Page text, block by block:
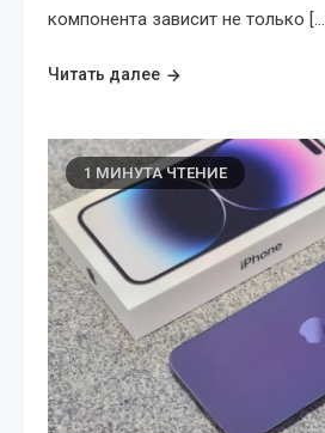
компонента зависит не только […]
Читать далее
1 МИНУТА ЧТЕНИЕ